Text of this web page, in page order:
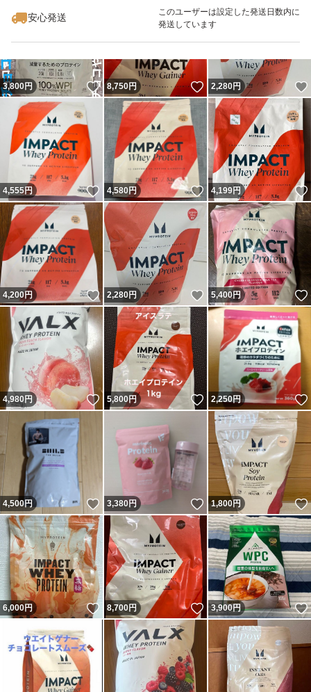
安心発送
このユーザーは設定した発送日数内に
発送しています
3,800円 いいね！
8,750円 いいね！
2,280円
4,555円 いいね！
4,580円 いいね！
4,199円
4,200円 いいね！
2,280円 いいね！
5,400円
4,980円 いいね！
5,800円 いいね！
2,250円
4,500円 いいね！
3,380円 いいね！
1,800円
6,000円 いいね！
8,700円 いいね！
3,900円